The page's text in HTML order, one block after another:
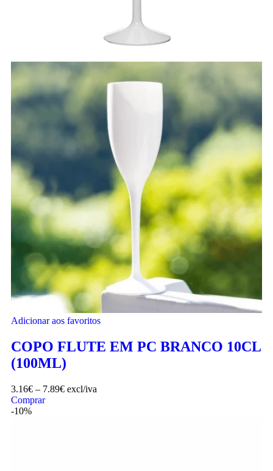
Adicionar aos favoritos
COPO FLUTE EM PC BRANCO 10CL
(100ML)
3.16€ – 7.89€ excl/iva
Comprar
-10%